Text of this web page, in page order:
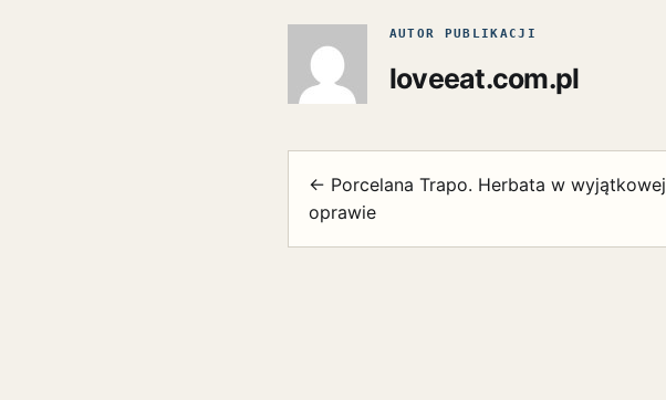
AUTOR PUBLIKACJI
loveeat.com.pl
← Porcelana Trapo. Herbata w wyjątkowej
oprawie